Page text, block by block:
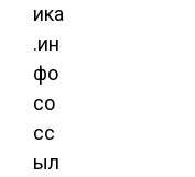
ика
.ин
фо
со
сс
ыл